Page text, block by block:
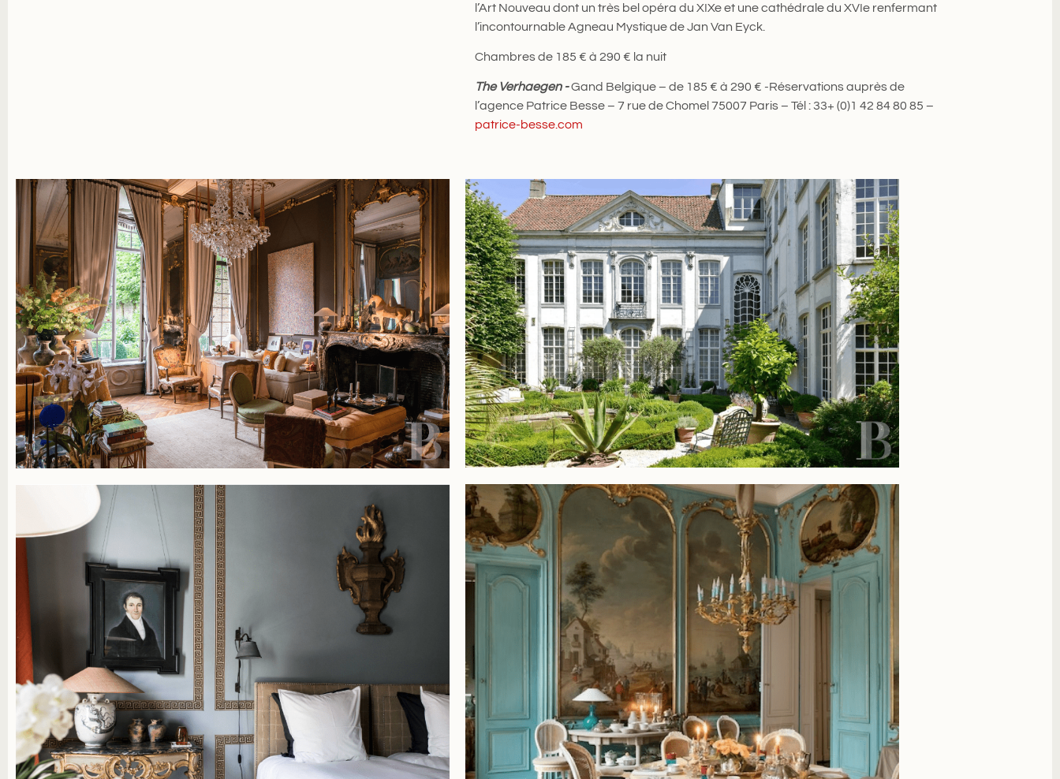
l’Art Nouveau dont un très bel opéra du XIXe et une cathédrale du XVIe renfermant
l’incontournable Agneau Mystique de Jan Van Eyck.
Chambres de 185 € à 290 € la nuit
The Verhaegen ​-Gand Belgique – de 185 € à 290 € -Réservations auprès de
l’agence Patrice Besse – 7 rue de Chomel 75007 Paris – Tél : 33+ (0)1 42 84 80 85 –
patrice-besse.com